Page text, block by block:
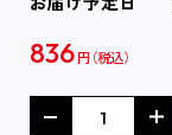
836 円